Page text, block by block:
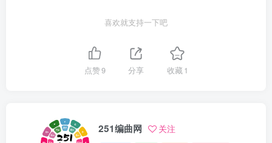
喜欢就支持一下吧
点赞9 分享 收藏1
251编曲网 关注